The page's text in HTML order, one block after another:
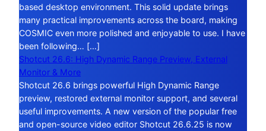
based desktop environment. This solid update brings
many practical improvements across the board, making
COSMIC even more polished and enjoyable to use. I have
been following… […]
Shotcut 26.6: High Dynamic Range Preview, External
Monitor & More
Shotcut 26.6 brings powerful High Dynamic Range
preview, restored external monitor support, and several
useful improvements. A new version of the popular free
and open-source video editor Shotcut 26.6.25 is now